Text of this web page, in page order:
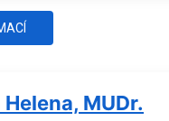
MUDr.